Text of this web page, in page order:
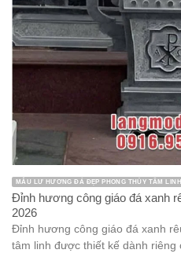
MẪU LƯ HƯƠNG ĐÁ ĐẸP PHONG THỦY TÂM
Đỉnh hương công giáo đá xanh
2026
Đỉnh hương công giáo đá xanh
tâm linh được thiết kế dành